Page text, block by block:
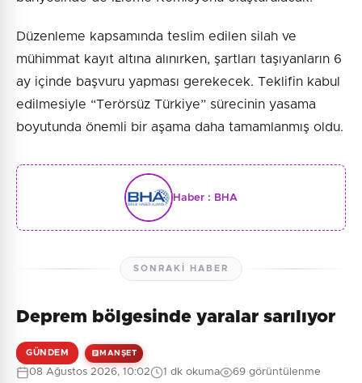
Düzenleme kapsamında teslim edilen silah ve
mühimmat kayıt altına alınırken, şartları taşıyanların 6
ay içinde başvuru yapması gerekecek. Teklifin kabul
edilmesiyle “Terörsüz Türkiye” sürecinin yasama
boyutunda önemli bir aşama daha tamamlanmış oldu.
Haber : BHA
SONRAKI HABER
Deprem bölgesinde yaralar sarılıyor
GÜNDEM MANŞET
08 Ağustos 2026, 10:02 1 dk okuma 69 görüntülenme